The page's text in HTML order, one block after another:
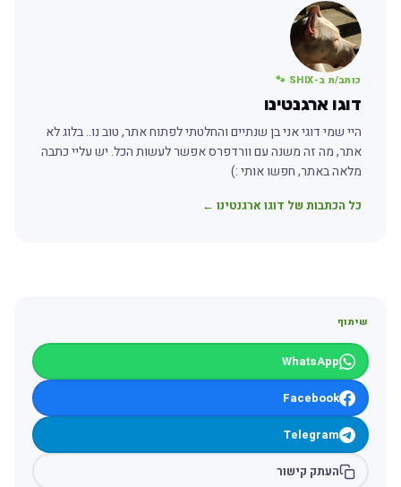
כותב/ת ב-SHIX 🐾
דוגו ארגנטינו
היי שמי דוגי אני בן שנתיים והחלטתי לפתוח אתר, טוב נו.. בלוג לא
אתר, מה זה משנה עם וורדפרס אפשר לעשות הכל. יש עליי כתבה
מלאה באתר, חפשו אותי :)
כל הכתבות של דוגו ארגנטינו ←
שיתוף
WhatsApp
Facebook
Telegram
העתק קישור